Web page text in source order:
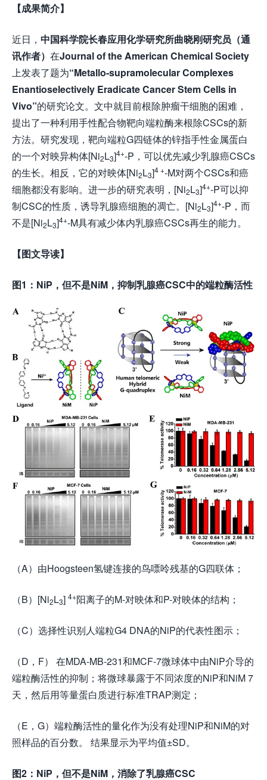
【成果简介】
近日， 中国科学院长春应用化学研究所曲晓刚研究员（通
讯作者） 在Journal of the American Chemical Society
上发表了题为“Metallo-supramolecular Complexes
Enantioselectively Eradicate Cancer Stem Cells in
Vivo”的研究论文。文中就目前根除肿瘤干细胞的困难，
提出了一种利用手性配合物靶向端粒酶来根除CSCs的新
方法。研究发现，靶向端粒G四链体的锌指手性金属蛋白
的一个对映异构体[Ni2L3]4+-P，可以优先减少乳腺癌CSCs
的生长。相反，它的对映体[Ni2L3]4 +-M对两个CSCs和癌
细胞都没有影响。进一步的研究表明，[Ni2L3]4+-P可以抑
制CSC的性质，诱导乳腺癌细胞的凋亡。[Ni2L3]4+-P，而
不是[Ni2L3]4+-M具有减少体内乳腺癌CSCs再生的能力。
【图文导读】
图1：NiP，但不是NiM，抑制乳腺癌CSC中的端粒酶活性
（A）由Hoogsteen氢键连接的鸟嘌呤残基的G四联体；
（B）[Ni2L3] 4+阳离子的M-对映体和P-对映体的结构；
（C）选择性识别人端粒G4 DNA的NiP的代表性图示；
（D，F） 在MDA-MB-231和MCF-7微球体中由NiP介导的
端粒酶活性的抑制；将微球暴露于不同浓度的NiP和NiM 7
天，然后用等量蛋白质进行标准TRAP测定；
（E，G）端粒酶活性的量化作为没有处理NiP和NiM的对
照样品的百分数。 结果显示为平均值±SD。
图2：NiP，但不是NiM，消除了乳腺癌CSC